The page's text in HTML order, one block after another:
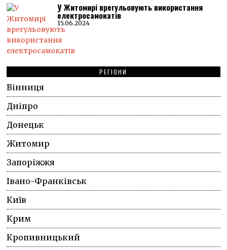
У Житомирі врегульовують використання
електросамокатів
15.06.2024
РЕГІОНИ
Вінниця
Дніпро
Донецьк
Житомир
Запоріжжя
Івано-Франківськ
Київ
Крим
Кропивницький